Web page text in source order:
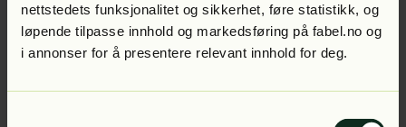
nettstedets funksjonalitet og sikkerhet, føre statistikk, og
løpende tilpasse innhold og markedsføring på fabel.no og
i annonser for å presentere relevant innhold for deg.